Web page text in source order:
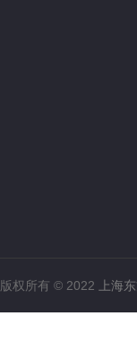
版权所有 © 2022 上海